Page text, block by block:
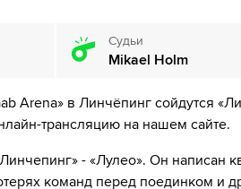
Судьи
Mikael Holm
Arena» в Линчёпинг сойдутся
трансляцию на нашем сайте.
- «Лулео». Он написан
команд перед поединком и